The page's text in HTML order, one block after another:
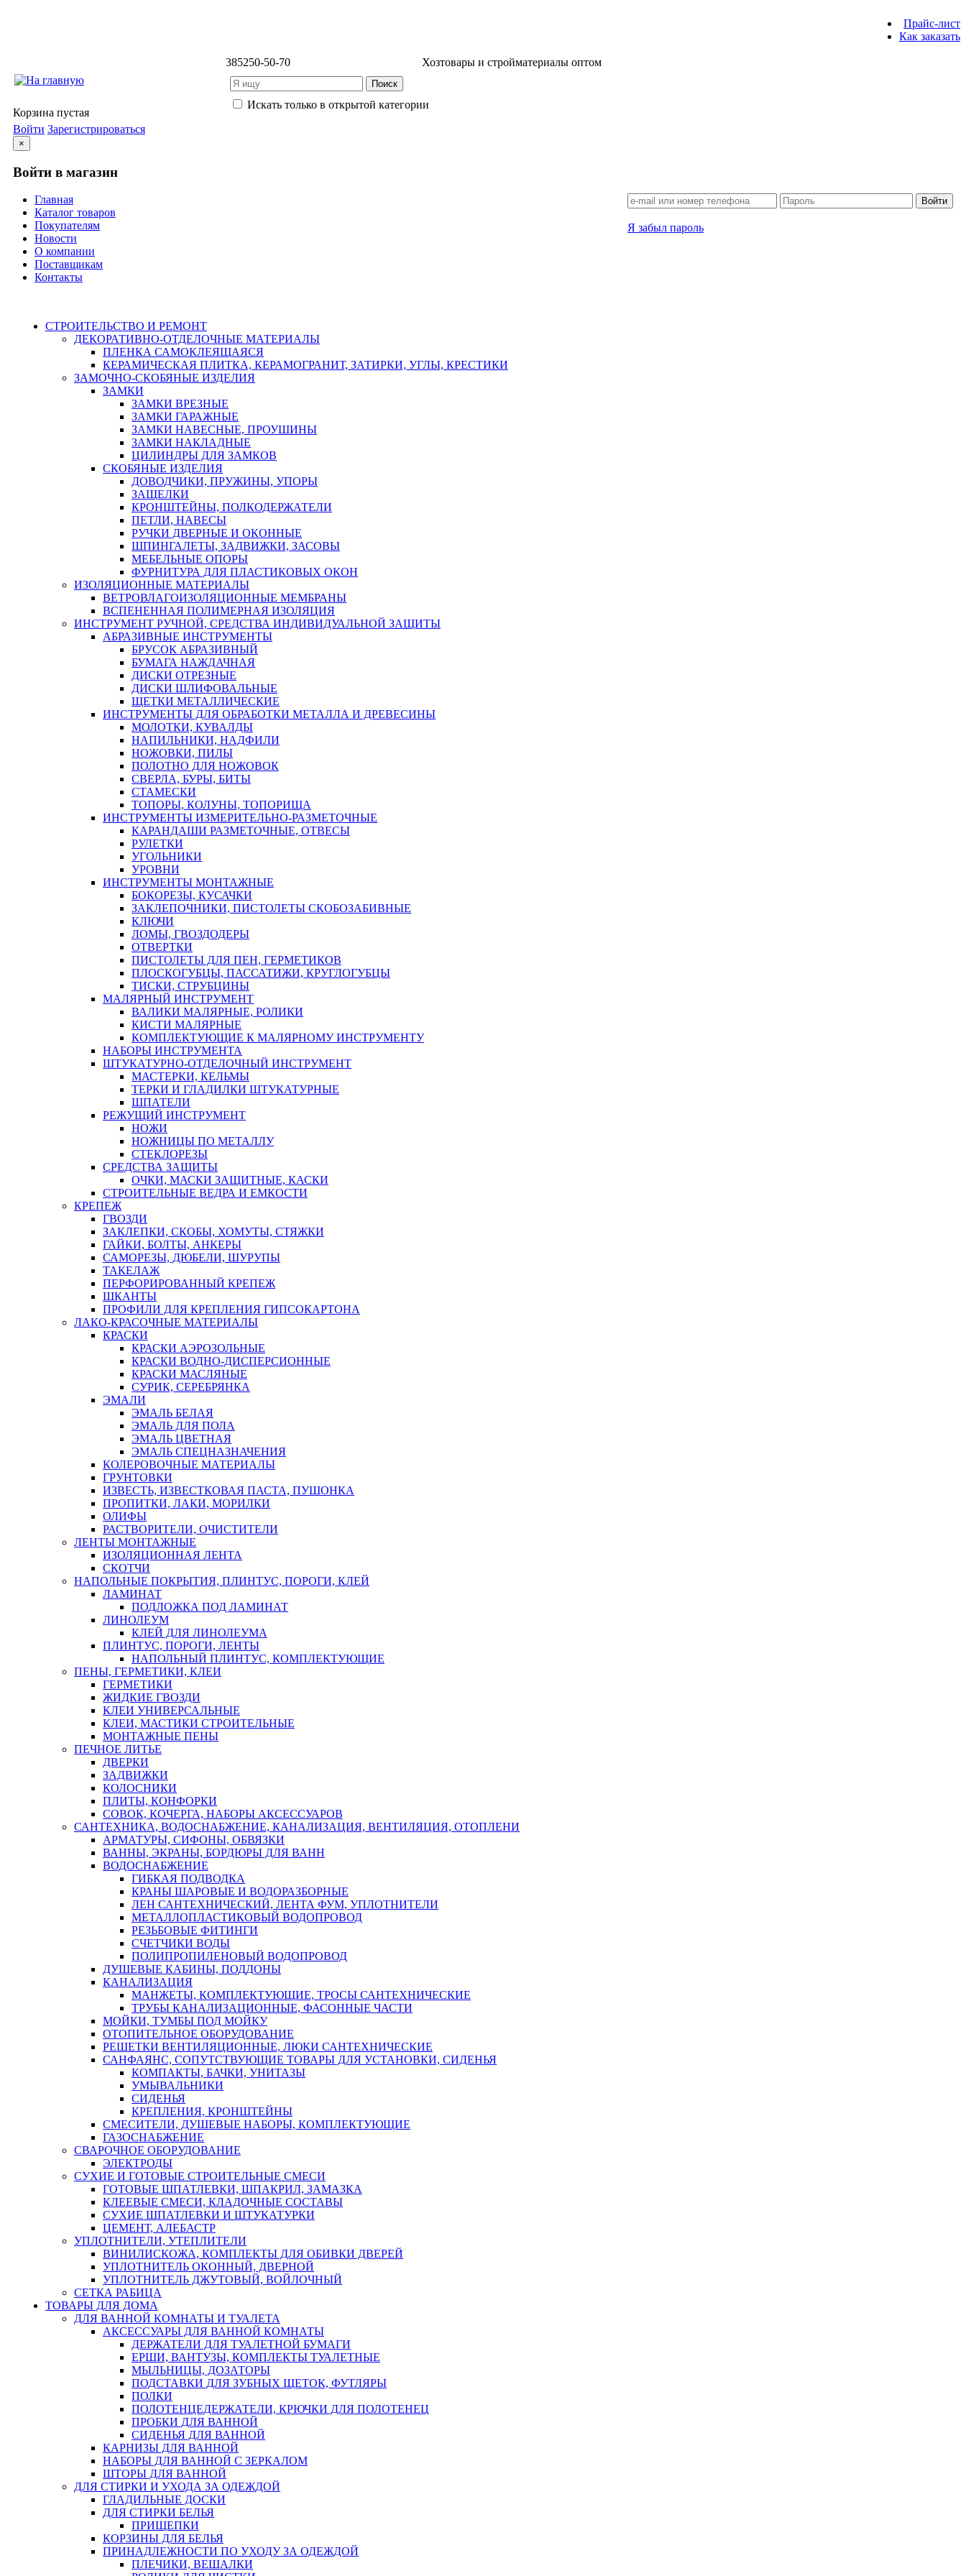
Прайс-лист
Как заказать
385250-50-70 Хозтовары и стройматериалы оптом
Искать только в открытой категории
Корзина пустая
Войти Зарегистрироваться
×
Войти в магазин
Войти
Я забыл пароль
Главная
Каталог товаров
Покупателям
Новости
О компании
Поставщикам
Контакты
СТРОИТЕЛЬСТВО И РЕМОНТ
ДЕКОРАТИВНО-ОТДЕЛОЧНЫЕ МАТЕРИАЛЫ
ПЛЕНКА САМОКЛЕЯЩАЯСЯ
КЕРАМИЧЕСКАЯ ПЛИТКА, КЕРАМОГРАНИТ, ЗАТИРКИ, УГЛЫ, КРЕСТИКИ
ЗАМОЧНО-СКОБЯНЫЕ ИЗДЕЛИЯ
ЗАМКИ
ЗАМКИ ВРЕЗНЫЕ
ЗАМКИ ГАРАЖНЫЕ
ЗАМКИ НАВЕСНЫЕ, ПРОУШИНЫ
ЗАМКИ НАКЛАДНЫЕ
ЦИЛИНДРЫ ДЛЯ ЗАМКОВ
СКОБЯНЫЕ ИЗДЕЛИЯ
ДОВОДЧИКИ, ПРУЖИНЫ, УПОРЫ
ЗАЩЕЛКИ
КРОНШТЕЙНЫ, ПОЛКОДЕРЖАТЕЛИ
ПЕТЛИ, НАВЕСЫ
РУЧКИ ДВЕРНЫЕ И ОКОННЫЕ
ШПИНГАЛЕТЫ, ЗАДВИЖКИ, ЗАСОВЫ
МЕБЕЛЬНЫЕ ОПОРЫ
ФУРНИТУРА ДЛЯ ПЛАСТИКОВЫХ ОКОН
ИЗОЛЯЦИОННЫЕ МАТЕРИАЛЫ
ВЕТРОВЛАГОИЗОЛЯЦИОННЫЕ МЕМБРАНЫ
ВСПЕНЕННАЯ ПОЛИМЕРНАЯ ИЗОЛЯЦИЯ
ИНСТРУМЕНТ РУЧНОЙ, СРЕДСТВА ИНДИВИДУАЛЬНОЙ ЗАЩИТЫ
АБРАЗИВНЫЕ ИНСТРУМЕНТЫ
БРУСОК АБРАЗИВНЫЙ
БУМАГА НАЖДАЧНАЯ
ДИСКИ ОТРЕЗНЫЕ
ДИСКИ ШЛИФОВАЛЬНЫЕ
ЩЕТКИ МЕТАЛЛИЧЕСКИЕ
ИНСТРУМЕНТЫ ДЛЯ ОБРАБОТКИ МЕТАЛЛА И ДРЕВЕСИНЫ
МОЛОТКИ, КУВАЛДЫ
НАПИЛЬНИКИ, НАДФИЛИ
НОЖОВКИ, ПИЛЫ
ПОЛОТНО ДЛЯ НОЖОВОК
СВЕРЛА, БУРЫ, БИТЫ
СТАМЕСКИ
ТОПОРЫ, КОЛУНЫ, ТОПОРИЩА
ИНСТРУМЕНТЫ ИЗМЕРИТЕЛЬНО-РАЗМЕТОЧНЫЕ
КАРАНДАШИ РАЗМЕТОЧНЫЕ, ОТВЕСЫ
РУЛЕТКИ
УГОЛЬНИКИ
УРОВНИ
ИНСТРУМЕНТЫ МОНТАЖНЫЕ
БОКОРЕЗЫ, КУСАЧКИ
ЗАКЛЕПОЧНИКИ, ПИСТОЛЕТЫ СКОБОЗАБИВНЫЕ
КЛЮЧИ
ЛОМЫ, ГВОЗДОДЕРЫ
ОТВЕРТКИ
ПИСТОЛЕТЫ ДЛЯ ПЕН, ГЕРМЕТИКОВ
ПЛОСКОГУБЦЫ, ПАССАТИЖИ, КРУГЛОГУБЦЫ
ТИСКИ, СТРУБЦИНЫ
МАЛЯРНЫЙ ИНСТРУМЕНТ
ВАЛИКИ МАЛЯРНЫЕ, РОЛИКИ
КИСТИ МАЛЯРНЫЕ
КОМПЛЕКТУЮЩИЕ К МАЛЯРНОМУ ИНСТРУМЕНТУ
НАБОРЫ ИНСТРУМЕНТА
ШТУКАТУРНО-ОТДЕЛОЧНЫЙ ИНСТРУМЕНТ
МАСТЕРКИ, КЕЛЬМЫ
ТЕРКИ И ГЛАДИЛКИ ШТУКАТУРНЫЕ
ШПАТЕЛИ
РЕЖУЩИЙ ИНСТРУМЕНТ
НОЖИ
НОЖНИЦЫ ПО МЕТАЛЛУ
СТЕКЛОРЕЗЫ
СРЕДСТВА ЗАЩИТЫ
ОЧКИ, МАСКИ ЗАЩИТНЫЕ, КАСКИ
СТРОИТЕЛЬНЫЕ ВЕДРА И ЕМКОСТИ
КРЕПЕЖ
ГВОЗДИ
ЗАКЛЕПКИ, СКОБЫ, ХОМУТЫ, СТЯЖКИ
ГАЙКИ, БОЛТЫ, АНКЕРЫ
САМОРЕЗЫ, ДЮБЕЛИ, ШУРУПЫ
ТАКЕЛАЖ
ПЕРФОРИРОВАННЫЙ КРЕПЕЖ
ШКАНТЫ
ПРОФИЛИ ДЛЯ КРЕПЛЕНИЯ ГИПСОКАРТОНА
ЛАКО-КРАСОЧНЫЕ МАТЕРИАЛЫ
КРАСКИ
КРАСКИ АЭРОЗОЛЬНЫЕ
КРАСКИ ВОДНО-ДИСПЕРСИОННЫЕ
КРАСКИ МАСЛЯНЫЕ
СУРИК, СЕРЕБРЯНКА
ЭМАЛИ
ЭМАЛЬ БЕЛАЯ
ЭМАЛЬ ДЛЯ ПОЛА
ЭМАЛЬ ЦВЕТНАЯ
ЭМАЛЬ СПЕЦНАЗНАЧЕНИЯ
КОЛЕРОВОЧНЫЕ МАТЕРИАЛЫ
ГРУНТОВКИ
ИЗВЕСТЬ, ИЗВЕСТКОВАЯ ПАСТА, ПУШОНКА
ПРОПИТКИ, ЛАКИ, МОРИЛКИ
ОЛИФЫ
РАСТВОРИТЕЛИ, ОЧИСТИТЕЛИ
ЛЕНТЫ МОНТАЖНЫЕ
ИЗОЛЯЦИОННАЯ ЛЕНТА
СКОТЧИ
НАПОЛЬНЫЕ ПОКРЫТИЯ, ПЛИНТУС, ПОРОГИ, КЛЕЙ
ЛАМИНАТ
ПОДЛОЖКА ПОД ЛАМИНАТ
ЛИНОЛЕУМ
КЛЕЙ ДЛЯ ЛИНОЛЕУМА
ПЛИНТУС, ПОРОГИ, ЛЕНТЫ
НАПОЛЬНЫЙ ПЛИНТУС, КОМПЛЕКТУЮЩИЕ
ПЕНЫ, ГЕРМЕТИКИ, КЛЕИ
ГЕРМЕТИКИ
ЖИДКИЕ ГВОЗДИ
КЛЕИ УНИВЕРСАЛЬНЫЕ
КЛЕИ, МАСТИКИ СТРОИТЕЛЬНЫЕ
МОНТАЖНЫЕ ПЕНЫ
ПЕЧНОЕ ЛИТЬЕ
ДВЕРКИ
ЗАДВИЖКИ
КОЛОСНИКИ
ПЛИТЫ, КОНФОРКИ
СОВОК, КОЧЕРГА, НАБОРЫ АКСЕССУАРОВ
САНТЕХНИКА, ВОДОСНАБЖЕНИЕ, КАНАЛИЗАЦИЯ, ВЕНТИЛЯЦИЯ, ОТОПЛЕНИ
АРМАТУРЫ, СИФОНЫ, ОБВЯЗКИ
ВАННЫ, ЭКРАНЫ, БОРДЮРЫ ДЛЯ ВАНН
ВОДОСНАБЖЕНИЕ
ГИБКАЯ ПОДВОДКА
КРАНЫ ШАРОВЫЕ И ВОДОРАЗБОРНЫЕ
ЛЕН САНТЕХНИЧЕСКИЙ, ЛЕНТА ФУМ, УПЛОТНИТЕЛИ
МЕТАЛЛОПЛАСТИКОВЫЙ ВОДОПРОВОД
РЕЗЬБОВЫЕ ФИТИНГИ
СЧЕТЧИКИ ВОДЫ
ПОЛИПРОПИЛЕНОВЫЙ ВОДОПРОВОД
ДУШЕВЫЕ КАБИНЫ, ПОДДОНЫ
КАНАЛИЗАЦИЯ
МАНЖЕТЫ, КОМПЛЕКТУЮЩИЕ, ТРОСЫ САНТЕХНИЧЕСКИЕ
ТРУБЫ КАНАЛИЗАЦИОННЫЕ, ФАСОННЫЕ ЧАСТИ
МОЙКИ, ТУМБЫ ПОД МОЙКУ
ОТОПИТЕЛЬНОЕ ОБОРУДОВАНИЕ
РЕШЕТКИ ВЕНТИЛЯЦИОННЫЕ, ЛЮКИ САНТЕХНИЧЕСКИЕ
САНФАЯНС, СОПУТСТВУЮЩИЕ ТОВАРЫ ДЛЯ УСТАНОВКИ, СИДЕНЬЯ
КОМПАКТЫ, БАЧКИ, УНИТАЗЫ
УМЫВАЛЬНИКИ
СИДЕНЬЯ
КРЕПЛЕНИЯ, КРОНШТЕЙНЫ
СМЕСИТЕЛИ, ДУШЕВЫЕ НАБОРЫ, КОМПЛЕКТУЮЩИЕ
ГАЗОСНАБЖЕНИЕ
СВАРОЧНОЕ ОБОРУДОВАНИЕ
ЭЛЕКТРОДЫ
СУХИЕ И ГОТОВЫЕ СТРОИТЕЛЬНЫЕ СМЕСИ
ГОТОВЫЕ ШПАТЛЕВКИ, ШПАКРИЛ, ЗАМАЗКА
КЛЕЕВЫЕ СМЕСИ, КЛАДОЧНЫЕ СОСТАВЫ
СУХИЕ ШПАТЛЕВКИ И ШТУКАТУРКИ
ЦЕМЕНТ, АЛЕБАСТР
УПЛОТНИТЕЛИ, УТЕПЛИТЕЛИ
ВИНИЛИСКОЖА, КОМПЛЕКТЫ ДЛЯ ОБИВКИ ДВЕРЕЙ
УПЛОТНИТЕЛЬ ОКОННЫЙ, ДВЕРНОЙ
УПЛОТНИТЕЛЬ ДЖУТОВЫЙ, ВОЙЛОЧНЫЙ
СЕТКА РАБИЦА
ТОВАРЫ ДЛЯ ДОМА
ДЛЯ ВАННОЙ КОМНАТЫ И ТУАЛЕТА
АКСЕССУАРЫ ДЛЯ ВАННОЙ КОМНАТЫ
ДЕРЖАТЕЛИ ДЛЯ ТУАЛЕТНОЙ БУМАГИ
ЕРШИ, ВАНТУЗЫ, КОМПЛЕКТЫ ТУАЛЕТНЫЕ
МЫЛЬНИЦЫ, ДОЗАТОРЫ
ПОДСТАВКИ ДЛЯ ЗУБНЫХ ЩЕТОК, ФУТЛЯРЫ
ПОЛКИ
ПОЛОТЕНЦЕДЕРЖАТЕЛИ, КРЮЧКИ ДЛЯ ПОЛОТЕНЕЦ
ПРОБКИ ДЛЯ ВАННОЙ
СИДЕНЬЯ ДЛЯ ВАННОЙ
КАРНИЗЫ ДЛЯ ВАННОЙ
НАБОРЫ ДЛЯ ВАННОЙ С ЗЕРКАЛОМ
ШТОРЫ ДЛЯ ВАННОЙ
ДЛЯ СТИРКИ И УХОДА ЗА ОДЕЖДОЙ
ГЛАДИЛЬНЫЕ ДОСКИ
ДЛЯ СТИРКИ БЕЛЬЯ
ПРИЩЕПКИ
КОРЗИНЫ ДЛЯ БЕЛЬЯ
ПРИНАДЛЕЖНОСТИ ПО УХОДУ ЗА ОДЕЖДОЙ
ПЛЕЧИКИ, ВЕШАЛКИ